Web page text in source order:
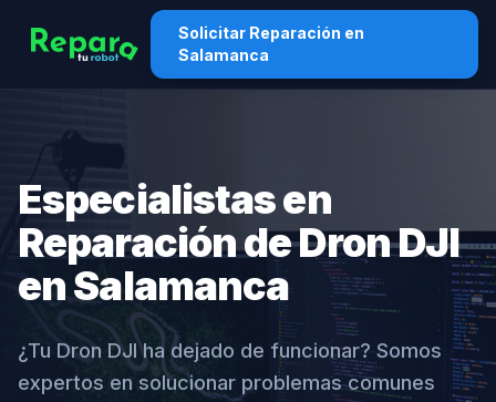
Solicitar Reparación en
Salamanca
Especialistas en
Reparación de Dron DJI
en Salamanca
¿Tu Dron DJI ha dejado de funcionar? Somos
expertos en solucionar problemas comunes